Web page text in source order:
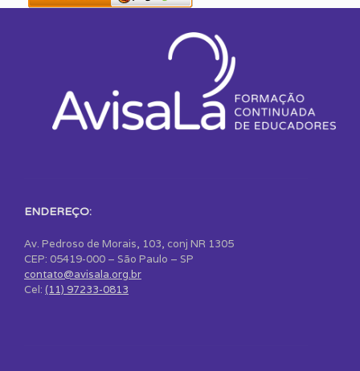
ENDEREÇO:
Av. Pedroso de Morais, 103, conj NR 1305
CEP: 05419-000 – São Paulo – SP
contato@avisala.org.br
Cel: (11) 97233-0813